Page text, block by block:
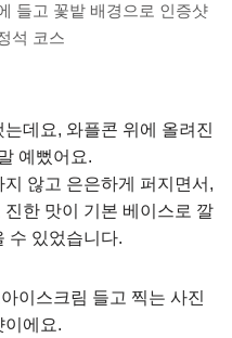
들고 꽃밭 배경으로 인증샷
석 코스
데요, 와플콘 위에 올려진
예뻤어요.
않고 은은하게 퍼지면서,
한 맛이 기본 베이스로 깔
수 있었습니다.
이스크림 들고 찍는 사진
이에요.